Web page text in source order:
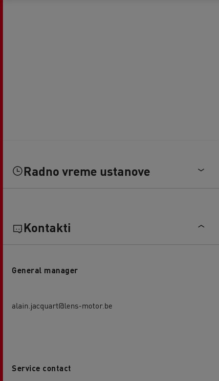
Radno vreme ustanove
Kontakti
General manager
alain.jacquart@lens-motor.be
Service contact